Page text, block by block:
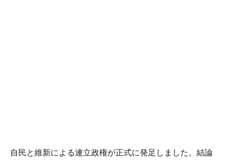
自民と維新による連立政権が正式に発足しました。結論